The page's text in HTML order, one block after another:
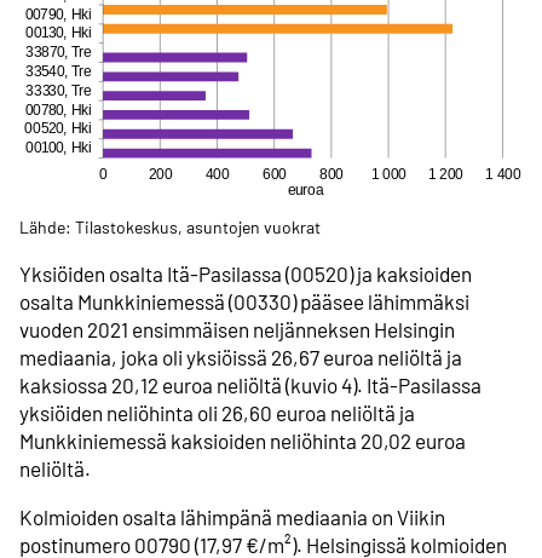
Lähde: Tilastokeskus, asuntojen vuokrat
Yksiöiden osalta Itä-Pasilassa (00520) ja kaksioiden
osalta Munkkiniemessä (00330) pääsee lähimmäksi
vuoden 2021 ensimmäisen neljänneksen Helsingin
mediaania, joka oli yksiöissä 26,67 euroa neliöltä ja
kaksiossa 20,12 euroa neliöltä (kuvio 4). Itä-Pasilassa
yksiöiden neliöhinta oli 26,60 euroa neliöltä ja
Munkkiniemessä kaksioiden neliöhinta 20,02 euroa
neliöltä.
Kolmioiden osalta lähimpänä mediaania on Viikin
postinumero 00790 (17,97 €/m²). Helsingissä kolmioiden